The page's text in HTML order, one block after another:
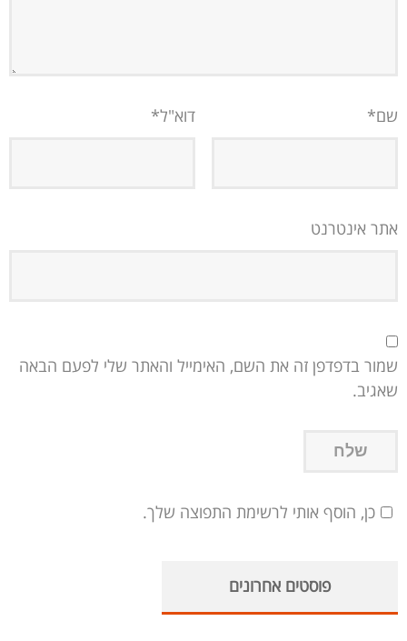
שם* דוא"ל*
אתר אינטרנט
שמור בדפדפן זה את השם, האימייל והאתר שלי לפעם הבאה
שאגיב.
כן, הוסף אותי לרשימת התפוצה שלך.
פוסטים אחרונים